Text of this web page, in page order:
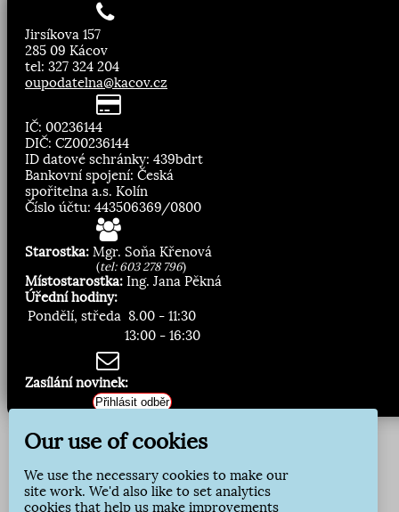
Jirsíkova 157
285 09 Kácov
tel: 327 324 204
oupodatelna@kacov.cz
IČ: 00236144
DIČ: CZ00236144
ID datové schránky: 439bdrt
Bankovní spojení: Česká
spořitelna a.s. Kolín
Číslo účtu: 443506369/0800
Starostka: Mgr. Soňa Křenová
(tel: 603 278 796)
Místostarostka: Ing. Jana Pěkná
Úřední hodiny:
Pondělí, středa 8.00 - 11:30
13:00 - 16:30
Zasílání novinek:
Přihlásit odběr
Our use of cookies
We use the necessary cookies to make our
site work. We'd also like to set analytics
cookies that help us make improvements